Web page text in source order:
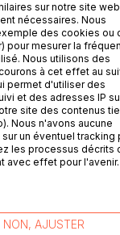
nuit
À
sur notre site
nécessaires. Nous
des cookies ou
pour mesurer la
Nous utilisons des
à cet effet au
permet d'utiliser des
et des adresses IP
site des contenus
Nous n'avons aucune
un éventuel tracking
les processus décrits
avec effet pour l'avenir.
NON, AJUSTER